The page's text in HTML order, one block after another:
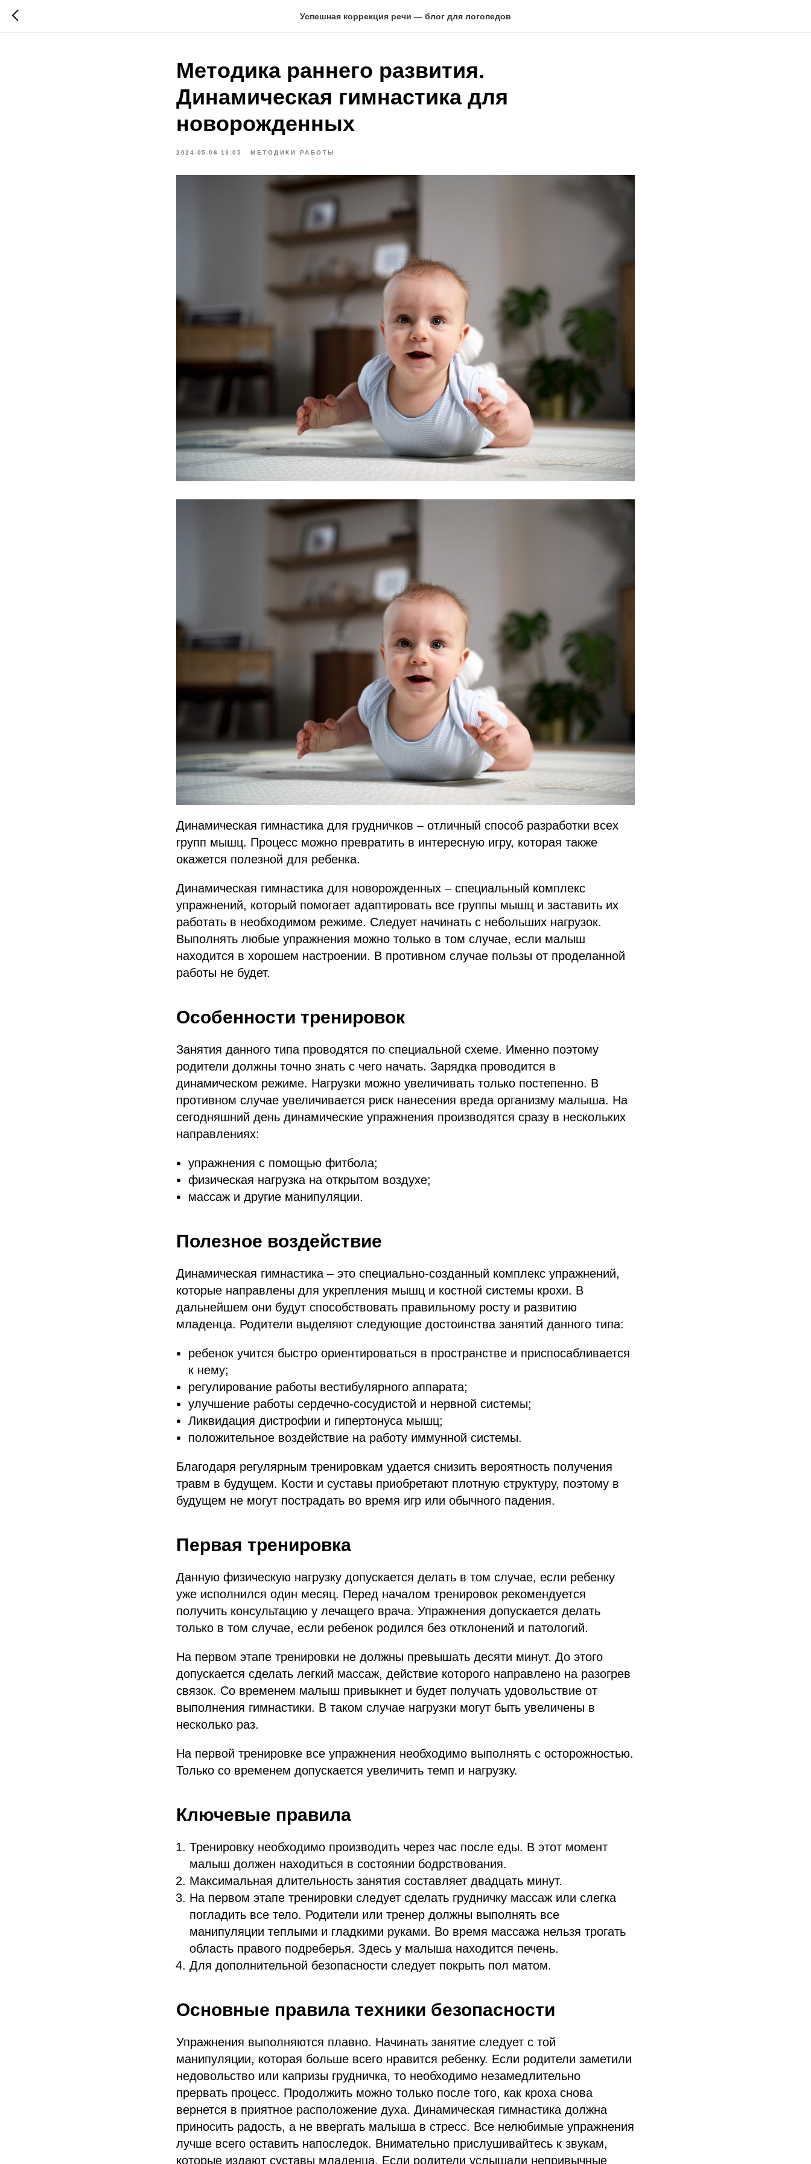
Успешная коррекция речи — блог для логопедов
Методика раннего развития.
Динамическая гимнастика для
новорожденных
2024-05-06 13:05 МЕТОДИКИ РАБОТЫ
Динамическая гимнастика для грудничков – отличный способ разработки всех
групп мышц. Процесс можно превратить в интересную игру, которая также
окажется полезной для ребенка.
Динамическая гимнастика для новорожденных – специальный комплекс
упражнений, который помогает адаптировать все группы мышц и заставить их
работать в необходимом режиме. Следует начинать с небольших нагрузок.
Выполнять любые упражнения можно только в том случае, если малыш
находится в хорошем настроении. В противном случае пользы от проделанной
работы не будет.
Особенности тренировок
Занятия данного типа проводятся по специальной схеме. Именно поэтому
родители должны точно знать с чего начать. Зарядка проводится в
динамическом режиме. Нагрузки можно увеличивать только постепенно. В
противном случае увеличивается риск нанесения вреда организму малыша. На
сегодняшний день динамические упражнения производятся сразу в нескольких
направлениях:
упражнения с помощью фитбола;
физическая нагрузка на открытом воздухе;
массаж и другие манипуляции.
Полезное воздействие
Динамическая гимнастика – это специально-созданный комплекс упражнений,
которые направлены для укрепления мышц и костной системы крохи. В
дальнейшем они будут способствовать правильному росту и развитию
младенца. Родители выделяют следующие достоинства занятий данного типа:
ребенок учится быстро ориентироваться в пространстве и приспосабливается
к нему;
регулирование работы вестибулярного аппарата;
улучшение работы сердечно-сосудистой и нервной системы;
Ликвидация дистрофии и гипертонуса мышц;
положительное воздействие на работу иммунной системы.
Благодаря регулярным тренировкам удается снизить вероятность получения
травм в будущем. Кости и суставы приобретают плотную структуру, поэтому в
будущем не могут пострадать во время игр или обычного падения.
Первая тренировка
Данную физическую нагрузку допускается делать в том случае, если ребенку
уже исполнился один месяц. Перед началом тренировок рекомендуется
получить консультацию у лечащего врача. Упражнения допускается делать
только в том случае, если ребенок родился без отклонений и патологий.
На первом этапе тренировки не должны превышать десяти минут. До этого
допускается сделать легкий массаж, действие которого направлено на разогрев
связок. Со временем малыш привыкнет и будет получать удовольствие от
выполнения гимнастики. В таком случае нагрузки могут быть увеличены в
несколько раз.
На первой тренировке все упражнения необходимо выполнять с осторожностью.
Только со временем допускается увеличить темп и нагрузку.
Ключевые правила
Тренировку необходимо производить через час после еды. В этот момент
малыш должен находиться в состоянии бодрствования.
Максимальная длительность занятия составляет двадцать минут.
На первом этапе тренировки следует сделать грудничку массаж или слегка
погладить все тело. Родители или тренер должны выполнять все
манипуляции теплыми и гладкими руками. Во время массажа нельзя трогать
область правого подреберья. Здесь у малыша находится печень.
Для дополнительной безопасности следует покрыть пол матом.
Основные правила техники безопасности
Упражнения выполняются плавно. Начинать занятие следует с той
манипуляции, которая больше всего нравится ребенку. Если родители заметили
недовольство или капризы грудничка, то необходимо незамедлительно
прервать процесс. Продолжить можно только после того, как кроха снова
вернется в приятное расположение духа. Динамическая гимнастика должна
приносить радость, а не ввергать малыша в стресс. Все нелюбимые упражнения
лучше всего оставить напоследок. Внимательно прислушивайтесь к звукам,
которые издают суставы младенца. Если родители услышали непривычные